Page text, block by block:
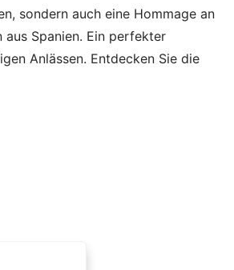
sondern auch eine Hommage an
Spanien. Ein perfekter
Anlässen. Entdecken Sie die